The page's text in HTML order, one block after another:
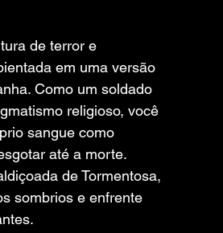
de terror e
em uma versão
Como um soldado
religioso, você
sangue como
até a morte.
de Tormentosa,
sombrios e enfrente